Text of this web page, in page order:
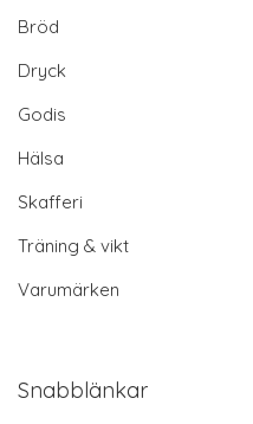
Bröd
Dryck
Godis
Hälsa
Skafferi
Träning & vikt
Varumärken
Snabblänkar